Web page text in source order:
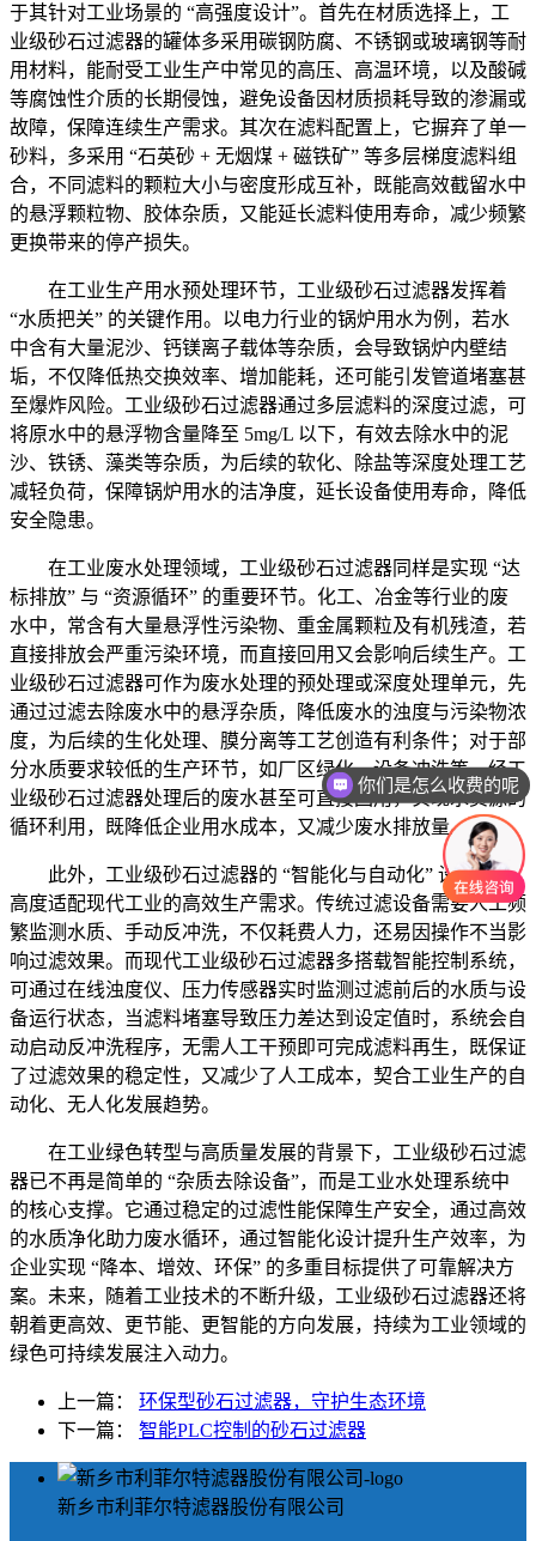
于其针对工业场景的 “高强度设计”。首先在材质选择上，工
业级砂石过滤器的罐体多采用碳钢防腐、不锈钢或玻璃钢等耐
用材料，能耐受工业生产中常见的高压、高温环境，以及酸碱
等腐蚀性介质的长期侵蚀，避免设备因材质损耗导致的渗漏或
故障，保障连续生产需求。其次在滤料配置上，它摒弃了单一
砂料，多采用 “石英砂 + 无烟煤 + 磁铁矿” 等多层梯度滤料组
合，不同滤料的颗粒大小与密度形成互补，既能高效截留水中
的悬浮颗粒物、胶体杂质，又能延长滤料使用寿命，减少频繁
更换带来的停产损失。
在工业生产用水预处理环节，工业级砂石过滤器发挥着
“水质把关” 的关键作用。以电力行业的锅炉用水为例，若水
中含有大量泥沙、钙镁离子载体等杂质，会导致锅炉内壁结
垢，不仅降低热交换效率、增加能耗，还可能引发管道堵塞甚
至爆炸风险。工业级砂石过滤器通过多层滤料的深度过滤，可
将原水中的悬浮物含量降至 5mg/L 以下，有效去除水中的泥
沙、铁锈、藻类等杂质，为后续的软化、除盐等深度处理工艺
减轻负荷，保障锅炉用水的洁净度，延长设备使用寿命，降低
安全隐患。
在工业废水处理领域，工业级砂石过滤器同样是实现 “达
标排放” 与 “资源循环” 的重要环节。化工、冶金等行业的废
水中，常含有大量悬浮性污染物、重金属颗粒及有机残渣，若
直接排放会严重污染环境，而直接回用又会影响后续生产。工
业级砂石过滤器可作为废水处理的预处理或深度处理单元，先
通过过滤去除废水中的悬浮杂质，降低废水的浊度与污染物浓
度，为后续的生化处理、膜分离等工艺创造有利条件；对于部
分水质要求较低的生产环节，如厂区绿化、设备冲洗等，经工
业级砂石过滤器处理后的废水甚至可直接回用，实现水资源的
循环利用，既降低企业用水成本，又减少废水排放量。
此外，工业级砂石过滤器的 “智能化与自动化” 设计，也
高度适配现代工业的高效生产需求。传统过滤设备需要人工频
繁监测水质、手动反冲洗，不仅耗费人力，还易因操作不当影
响过滤效果。而现代工业级砂石过滤器多搭载智能控制系统，
可通过在线浊度仪、压力传感器实时监测过滤前后的水质与设
备运行状态，当滤料堵塞导致压力差达到设定值时，系统会自
动启动反冲洗程序，无需人工干预即可完成滤料再生，既保证
了过滤效果的稳定性，又减少了人工成本，契合工业生产的自
动化、无人化发展趋势。
在工业绿色转型与高质量发展的背景下，工业级砂石过滤
器已不再是简单的 “杂质去除设备”，而是工业水处理系统中
的核心支撑。它通过稳定的过滤性能保障生产安全，通过高效
的水质净化助力废水循环，通过智能化设计提升生产效率，为
企业实现 “降本、增效、环保” 的多重目标提供了可靠解决方
案。未来，随着工业技术的不断升级，工业级砂石过滤器还将
朝着更高效、更节能、更智能的方向发展，持续为工业领域的
绿色可持续发展注入动力。
上一篇： 环保型砂石过滤器，守护生态环境
下一篇： 智能PLC控制的砂石过滤器
新乡市利菲尔特滤器股份有限公司
你们是怎么收费的呢